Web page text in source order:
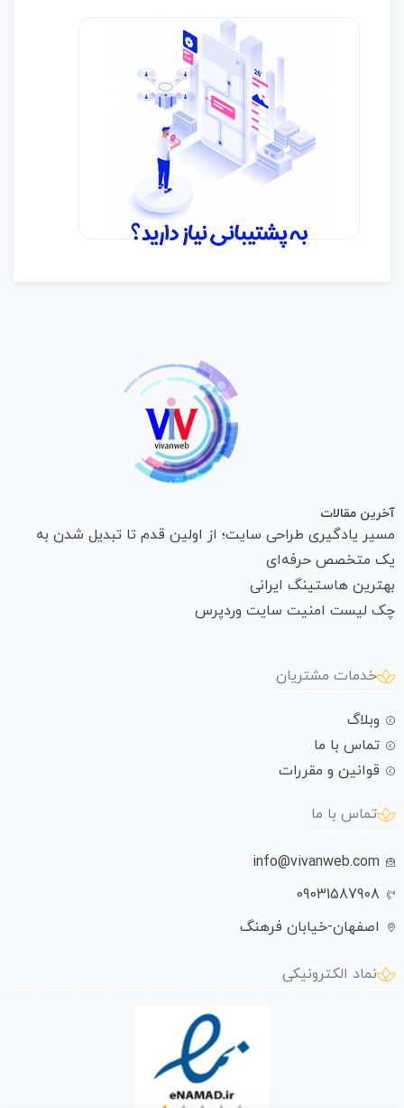
آخرین مقالات
مسیر یادگیری طراحی سایت؛ از اولین قدم تا تبدیل شدن به
یک متخصص حرفه‌ای
بهترین هاستینگ ایرانی
چک لیست امنیت سایت وردپرس
خدمات مشتریان
وبلاگ
تماس با ما
قوانین و مقررات
تماس با ما
info@vivanweb.com
09031587908
اصفهان-خیابان فرهنگ
نماد الکترونیکی